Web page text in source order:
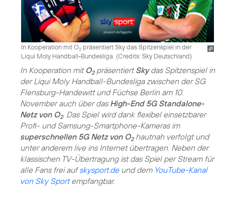
In Kooperation mit O2 präsentiert Sky das Spitzenspiel in der
Liqui Moly Handball-Bundesliga. (Credits: Sky Deutschland)
In Kooperation mit O2präsentiertSkydas Spitzenspiel in
der Liqui Moly Handball-Bundesliga zwischen der SG
Flensburg-Handewitt und Füchse Berlin am 10.
November auch über das High-End 5G Standalone-
Netz von O2. Das Spiel wird dank flexibel einsetzbarer
Profi- und Samsung-Smartphone-Kameras im
superschnellen 5G Netz von O2hautnah verfolgt und
unter anderem live ins Internet übertragen. Neben der
klassischen TV-Übertragung ist das Spiel per Stream für
alle Fans frei aufskysport.deund dem YouTube-Kanal
von Sky Sportempfangbar.